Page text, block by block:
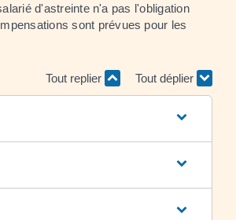
d'astreinte n'a pas l'obligation
sont prévues pour les
Tout replier Tout déplier